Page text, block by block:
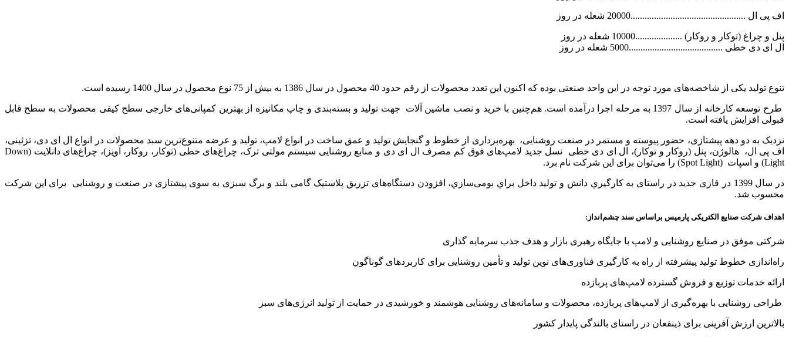
اف پی ال .................................................20000 شعله در روز
پنل و چراغ (توکار و روکار) ....................10000 شعله در روز
ال ای دی خطی ........................................5000 شعله در روز
تنوع تولید یکی از شاخصه‌های مورد توجه در این واحد صنعتی بوده که اکنون این تعدد محصولات از رقم حدود 40 محصول در سال 1386 به بیش از 75 نوع محصول در سال 1400 رسیده است.
طرح توسعه کارخانه از سال 1397 به مرحله اجرا درآمده است. هم‌چنین با خرید و نصب ماشین آلات جهت تولید و بسته‌بندی و چاپ مکانیزه از بهترین کمپانی‌های خارجی سطح کیفی محصولات به سطح قابل
قبولی افزایش یافته است.
نزدیک به دو دهه پیشتازی، حضور پیوسته و مستمر در صنعت روشنایی، بهره‌‌برداری از خطوط و گنجایش تولید و عمق ساخت در انواع لامپ، تولید و عرضه متنوع‌ترین سبد محصولات در انواع ال ای دی، تزئینی،
اف پی ال، هالوژن، پنل (روکار و توکار)، ال ای دی خطی نسل جدید لامپ‌های فوق کم مصرف ال ای دی و منابع روشنایی سیستم مولتی ترک، چراغ‌های خطی (توکار، روکار، آویز)، چراغ‌های دانلایت (Down
Light) و اسپات (Spot Light) را می‌توان برای این شرکت نام برد.
در سال 1399 در فازی جدید در راستای به کارگيري دانش و توليد داخل براي بومی‌سازي، افزودن دستگاه‌های تزریق پلاستیک گامی بلند و برگ سبزی به سوی پیشتازی در صنعت و روشنایی برای این شرکت
محسوب شد.
اهداف شرکت صنایع الکتریکی پارمیس براساس سند چشم‌انداز:
شرکتی موفق در صنایع روشنایی و لامپ با جایگاه رهبری بازار و هدف جذب سرمایه گذاری
راه‌اندازی خطوط تولید پیشرفته از راه به کارگیری فناوری‌های نوین تولید و تأمین روشنایی برای کاربردهای گوناگون
ارائه خدمات توزیع و فروش گسترده لامپ‌های پربازده
طراحی روشنایی با بهره‌گیری از لامپ‌های پربازده، محصولات و سامانه‌های روشنایی هوشمند و خورشیدی در حمایت از تولید انرژی‌های سبز
بالاترین ارزش آفرینی برای ذینفعان در راستای بالندگی پایدار کشور